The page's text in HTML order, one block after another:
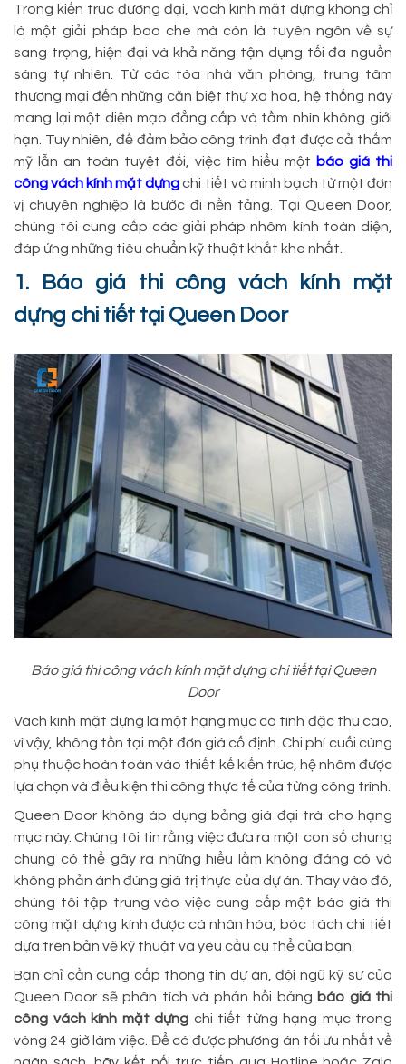
Trong kiến trúc đương đại, vách kính mặt dựng không chỉ
là một giải pháp bao che mà còn là tuyên ngôn về sự
sang trọng, hiện đại và khả năng tận dụng tối đa nguồn
sáng tự nhiên. Từ các tòa nhà văn phòng, trung tâm
thương mại đến những căn biệt thự xa hoa, hệ thống này
mang lại một diện mạo đẳng cấp và tầm nhìn không giới
hạn. Tuy nhiên, để đảm bảo công trình đạt được cả thẩm
mỹ lẫn an toàn tuyệt đối, việc tìm hiểu một báo giá thi
công vách kính mặt dựngchi tiết và minh bạch từ một đơn
vị chuyên nghiệp là bước đi nền tảng. Tại Queen Door,
chúng tôi cung cấp các giải pháp nhôm kính toàn diện,
đáp ứng những tiêu chuẩn kỹ thuật khắt khe nhất.
1. Báo giá thi công vách kính mặt
dựng chi tiết tại Queen Door
Báo giá thi công vách kính mặt dựng chi tiết tại Queen
Door
Vách kính mặt dựng là một hạng mục có tính đặc thù cao,
vì vậy, không tồn tại một đơn giá cố định. Chi phí cuối cùng
phụ thuộc hoàn toàn vào thiết kế kiến trúc, hệ nhôm được
lựa chọn và điều kiện thi công thực tế của từng công trình.
Queen Door không áp dụng bảng giá đại trà cho hạng
mục này. Chúng tôi tin rằng việc đưa ra một con số chung
chung có thể gây ra những hiểu lầm không đáng có và
không phản ánh đúng giá trị thực của dự án. Thay vào đó,
chúng tôi tập trung vào việc cung cấp một báo giá thi
công mặt dựng kính được cá nhân hóa, bóc tách chi tiết
dựa trên bản vẽ kỹ thuật và yêu cầu cụ thể của bạn.
Bạn chỉ cần cung cấp thông tin dự án, đội ngũ kỹ sư của
Queen Door sẽ phân tích và phản hồi bảng báo giá thi
công vách kính mặt dựng chi tiết từng hạng mục trong
vòng 24 giờ làm việc. Để có được phương án tối ưu nhất về